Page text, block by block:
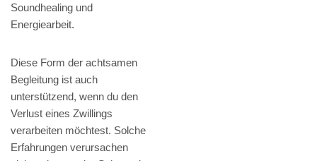
Soundhealing und
Energiearbeit.
Diese Form der achtsamen
Begleitung ist auch
unterstützend, wenn du den
Verlust eines Zwillings
verarbeiten möchtest. Solche
Erfahrungen verursachen